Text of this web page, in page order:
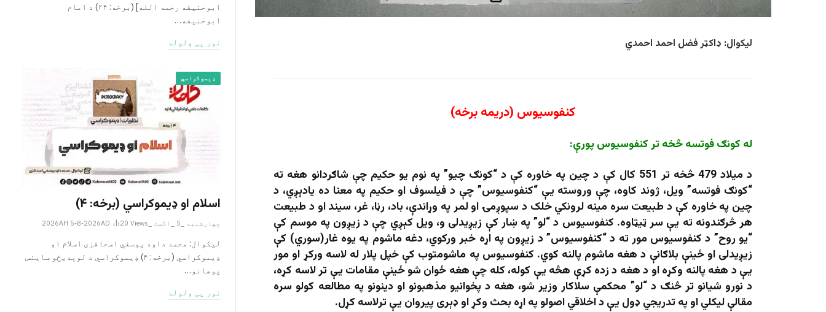
لیکوال: ډاکټر فضل احمد احمدي
کنفوسیوس (دریمه برخه)
له کونګ فوتسه څخه تر کنفوسیوس پورې:
د میلاد 479 څخه تر 551 کال کې د چین په خاوره کې د “کونګ چیو” په نوم یو حکیم چې شاګردانو هغه ته
“کونګ فوتسه” ویل، ژوند کاوه، چې وروسته یې “کنفوسیوس” چې د فیلسوف او حکیم په معنا ده یادېږي، د
چین په خاوره کې د طبیعت سره مینه لرونکي خلک د سپوږمۍ او لمر په وړاندې، باد، رڼا، غر، سیند او د طبیعت
هر څرګندونه ته یې سر ټیټاوه. کنفوسیوس د “لو” په ښار کې زیږیدلی و، ویل کېږي چې د زیږون په موسم کې
“یو روح” د کنفوسیوس مور ته د “کنفوسیوس” د زیږون په اړه خبر ورکوي، دغه ماشوم په یوه غار(سوري) کې
زیږیدلی او ځینې بلاګانې د هغه ماشوم پالنه کوي. کنفوسیوس په ماشومتوب کې خپل پلار له لاسه ورکړ او مور
یې د هغه پالنه وکړه او د هغه د زده کړې هڅه یې کوله، کله چې هغه ځوان شو ځینې مقامات یې تر لاسه کړه،
د نورو شیانو تر څنګ د “لو” محکمې سلاکار وزیر شو، هغه د پخوانیو مذهبونو او دینونو په مطالعه کولو سره
مقالې لیکلي او په تدریجي ډول یې د اخلاقي اصولو په اړه بحث وکړ او ډېری پیروان یې ترلاسه کړل.
ابوحنیفه رحمه الله‎] (برخه: ۲۴) د امام
ابوحنيفه…
نور یی ولوله
ډیموکراسي
اسلام او ډیموکراسي (برخه: ۴)
چهارشنبه _5 _اگست _2026AH 5-8-2026AD 20 Views
لیکوال: محمد داود یوسفي اسحاقزی اسلام او
ډیموکراسي (برخه: ۴) ډیموکراسي د لوېدیځو ساینس
پوهانو…
نور یی ولوله